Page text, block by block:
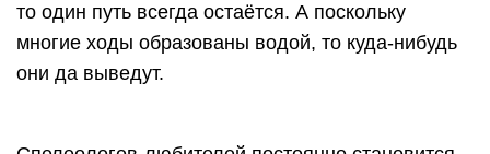
то один путь всегда остаётся. А поскольку
многие ходы образованы водой, то куда-нибудь
они да выведут.